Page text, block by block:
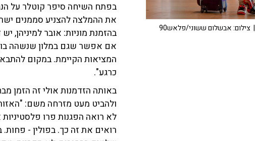
בפתח השיחה סיפר קוטלר על
את ההמלצה להצניע סממנים
בהזמנת מוניות: אובר
אם אפשר שגם במלון שנשהה בו,
המציאות הקיימת. במקום
כרגע".
באותה הזדמנות אולי זה הזמן
ולהביט מעט מזרחה משם:
לא רואה הפגנות פרו
רואים את זה כך. בפולין -
| צילום: אבשלום ששוני/פלאש90